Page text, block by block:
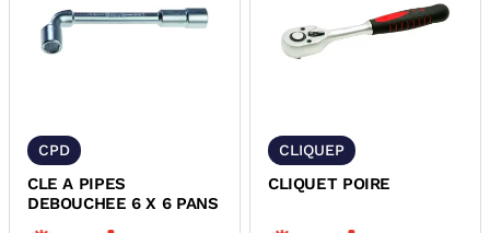
CPD
CLE A PIPES
DEBOUCHEE 6 X 6 PANS
CLIQUEP
CLIQUET POIRE